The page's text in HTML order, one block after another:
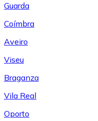
Guarda
Coímbra
Aveiro
Viseu
Braganza
Vila Real
Oporto